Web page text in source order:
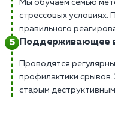
Мы обучаем семью
стрессовых условиях.
правильного
Поддерживающее
Проводятся
профилактики
старым